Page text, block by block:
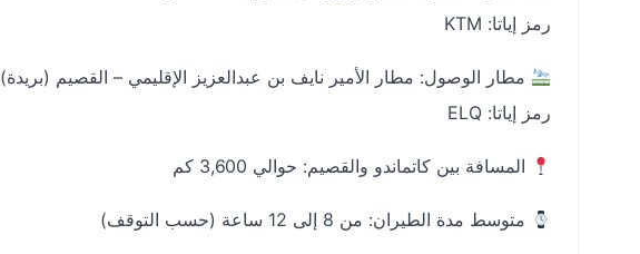
رمز إياتا: KTM
مطار الوصول: مطار الأمير نايف بن عبدالعزيز الإقليمي – القصيم (بريدة)
رمز إياتا: ELQ
المسافة بين كاتماندو والقصيم: حوالي 3,600 كم
متوسط مدة الطيران: من 8 إلى 12 ساعة (حسب التوقف)